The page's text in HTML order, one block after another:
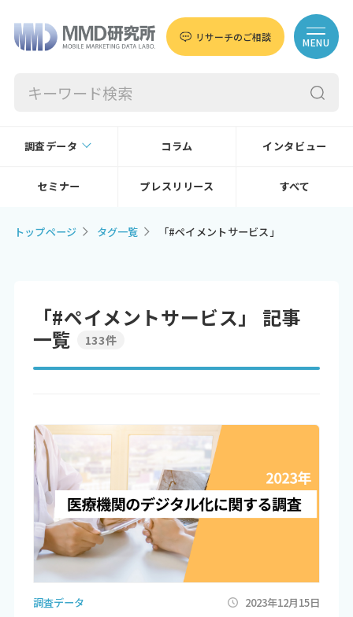
リサーチのご相談 MENU
調査データ コラム インタビュー
セミナー プレスリリース すべて
トップページ タグ一覧 「#ペイメントサービス」
「#ペイメントサービス」 記事
一覧
133件
調査データ 2023年12月15日